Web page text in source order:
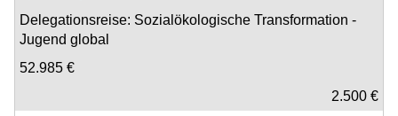
Delegationsreise: Sozialökologische Transformation -
Jugend global
52.985 €
2.500 €